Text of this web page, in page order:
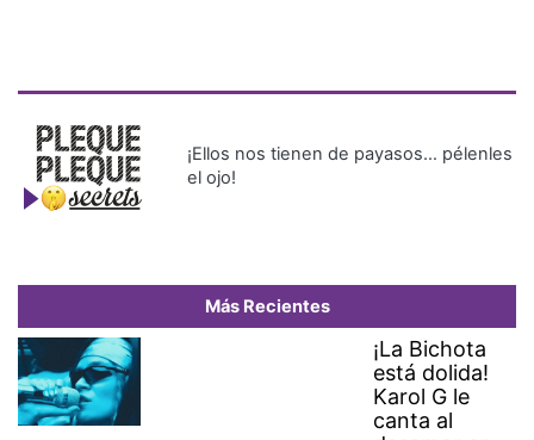
¡Ellos nos tienen de payasos… pélenles
el ojo!
Más Recientes
¡La Bichota
está dolida!
Karol G le
canta al